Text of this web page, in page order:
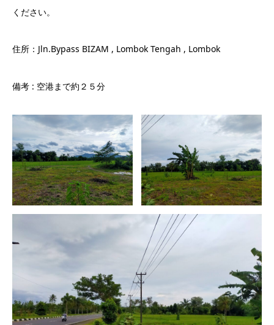
ください。
住所：Jln.Bypass BIZAM , Lombok Tengah , Lombok
備考 : 空港まで約２５分